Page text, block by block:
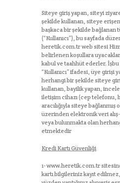
Siteye giriş yapan, siteyi
şekilde kullanan, siteye
başkaca bir şekilde bağlanan
(“Kullanıcı”), bu sayfada
heretik.com.tr web sitesi
belirlenen koşullara
kabul ve taahhüt ederler. İşbu
“Kullanıcı” ifadesi, üye girişi
herhangi bir şekilde siteye
kullanan, bayilik yapan,
iletişim cihazı (cep telefonu,
aracılığıyla siteye bağlanmış
üzerinden elektronik veri
veya bulunmakta olan
etmektedir
Kredi Kartı Güvenliği
1- www.heretik.com.tr
kartı bilgileriniz kayıt